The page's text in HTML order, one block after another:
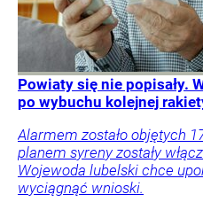
Powiaty się nie popisały.
po wybuchu kolejnej
Alarmem zostało objętych
planem syreny zostały
Wojewoda lubelski chce
wyciągnąć wnioski.